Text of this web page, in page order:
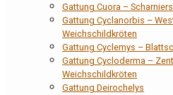
Gattung Cuora –
Gattung Cyclanorbis –
Weichschildkröten
Gattung Cyclemys –
Gattung Cycloderma –
Weichschildkröten
Gattung Deirochelys